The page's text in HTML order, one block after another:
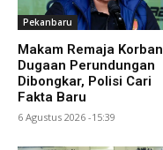
Pekanbaru
Makam Remaja Korban
Dugaan Perundungan
Dibongkar, Polisi Cari
Fakta Baru
6 Agustus 2026 -15:39